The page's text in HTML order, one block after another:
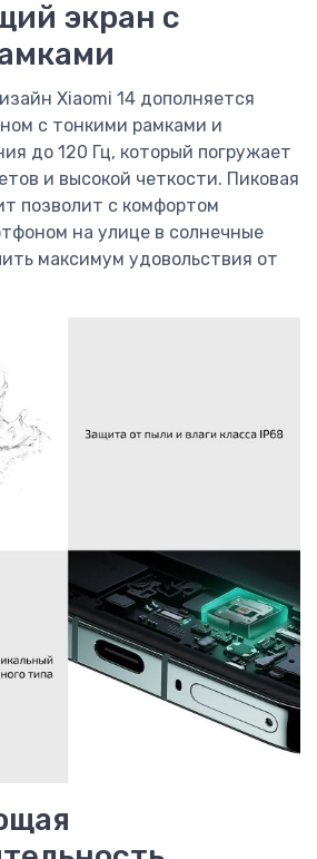
экран с
Xiaomi 14 дополняется
с тонкими рамками и
до 120 Гц, который погружает
и высокой четкости. Пиковая
позволит с комфортом
на улице в солнечные
максимум удовольствия от